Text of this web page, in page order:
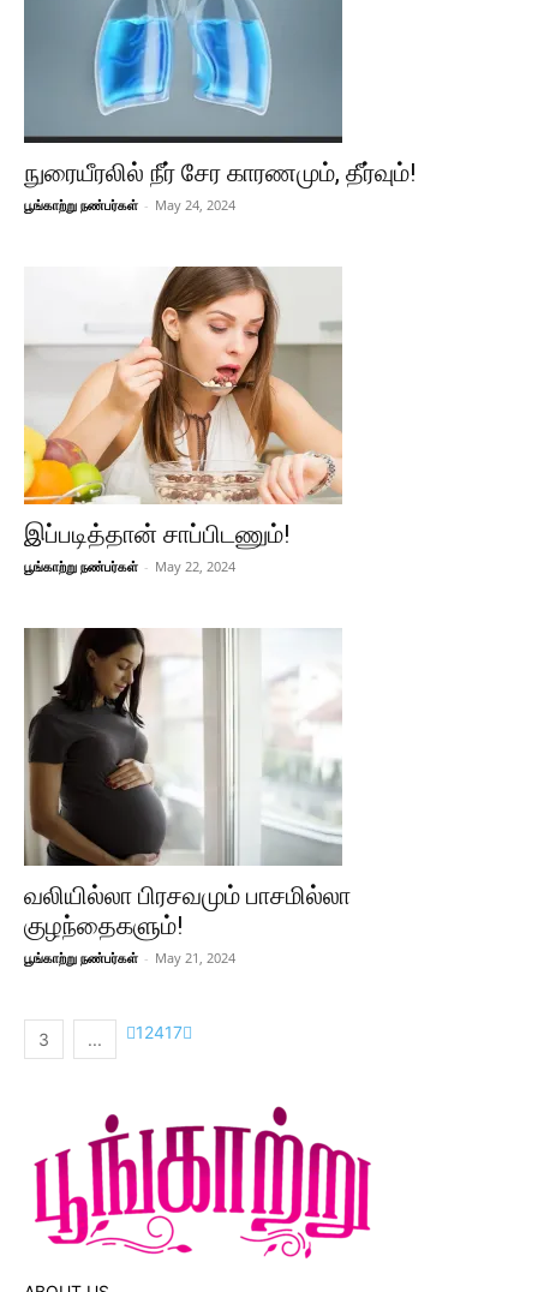
நுரையீரலில் நீர் சேர காரணமும், தீர்வும்!
பூங்காற்று நண்பர்கள் - May 24, 2024
இப்படித்தான் சாப்பிடணும்!
பூங்காற்று நண்பர்கள் - May 22, 2024
வலியில்லா பிரசவமும் பாசமில்லா
குழந்தைகளும்!
பூங்காற்று நண்பர்கள் - May 21, 2024
12
3 4
... 17